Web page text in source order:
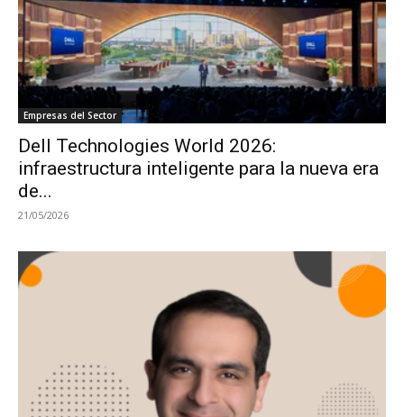
Empresas del Sector
Dell Technologies World 2026:
infraestructura inteligente para la nueva era
de...
21/05/2026